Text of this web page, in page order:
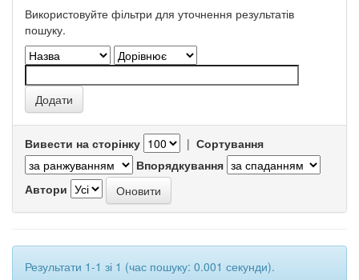
Використовуйте фільтри для уточнення результатів
пошуку.
Вивести на сторінку | Сортування
Впорядкування
Автори
Результати 1-1 зі 1 (час пошуку: 0.001 секунди).